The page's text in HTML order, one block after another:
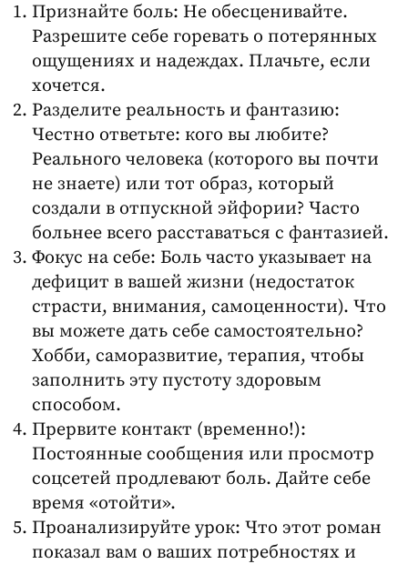
Признайте боль: Не обесценивайте.
Разрешите себе горевать о потерянных
ощущениях и надеждах. Плачьте, если
хочется.
Разделите реальность и фантазию:
Честно ответьте: кого вы любите?
Реального человека (которого вы почти
не знаете) или тот образ, который
создали в отпускной эйфории? Часто
больнее всего расставаться с фантазией.
Фокус на себе: Боль часто указывает на
дефицит в вашей жизни (недостаток
страсти, внимания, самоценности). Что
вы можете дать себе самостоятельно?
Хобби, саморазвитие, терапия, чтобы
заполнить эту пустоту здоровым
способом.
Прервите контакт (временно!):
Постоянные сообщения или просмотр
соцсетей продлевают боль. Дайте себе
время «отойти».
Проанализируйте урок: Что этот роман
показал вам о ваших потребностях и